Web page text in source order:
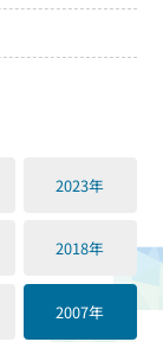
2023年
2018年
2007年